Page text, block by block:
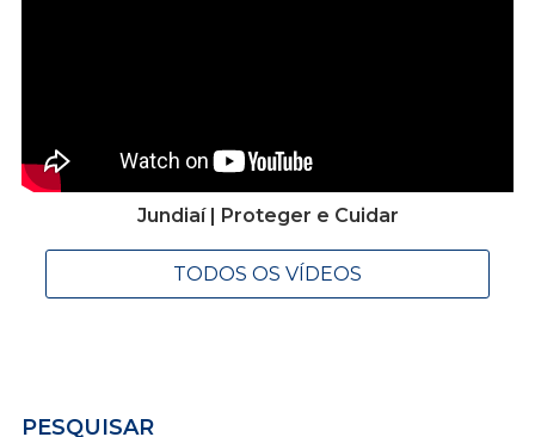
Jundiaí | Proteger e Cuidar
TODOS OS VÍDEOS
PESQUISAR